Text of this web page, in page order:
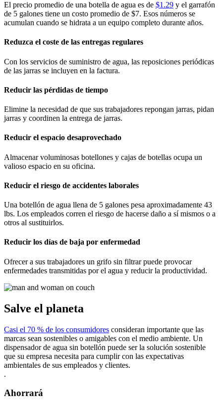
El precio promedio de una botella de agua es de $1.29 y el garrafón
de 5 galones tiene un costo promedio de $7. Esos números se
acumulan cuando se hidrata a un equipo completo durante años.
Reduzca el coste de las entregas regulares
Con los servicios de suministro de agua, las reposiciones periódicas
de las jarras se incluyen en la factura.
Reducir las pérdidas de tiempo
Elimine la necesidad de que sus trabajadores repongan jarras, pidan
jarras y coordinen la entrega de jarras.
Reducir el espacio desaprovechado
Almacenar voluminosas botellones y cajas de botellas ocupa un
valioso espacio en su oficina.
Reducir el riesgo de accidentes laborales
Una botellón de agua llena de 5 galones pesa aproximadamente 43
lbs. Los empleados corren el riesgo de hacerse daño a sí mismos o a
otros al sustituirlos.
Reducir los días de baja por enfermedad
Ofrecer a sus trabajadores un grifo sin filtrar puede provocar
enfermedades transmitidas por el agua y reducir la productividad.
Salve el planeta
Casi el 70 % de los consumidores consideran importante que las
marcas sean sostenibles o amigables con el medio ambiente. Un
dispensador de agua sin botellón puede ser la solución sostenible
que su empresa necesita para cumplir con las expectativas
ambientales de sus empleados y clientes.
.
Ahorrará